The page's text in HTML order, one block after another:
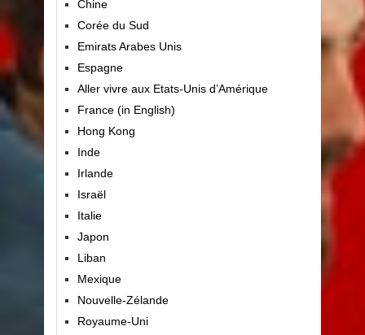
Chine
Corée du Sud
Emirats Arabes Unis
Espagne
Aller vivre aux Etats-Unis d’Amérique
France (in English)
Hong Kong
Inde
Irlande
Israël
Italie
Japon
Liban
Mexique
Nouvelle-Zélande
Royaume-Uni